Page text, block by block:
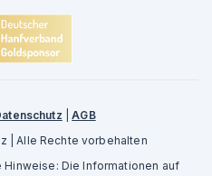
|AGB
| Alle Rechte vorbehalten
Die Informationen auf